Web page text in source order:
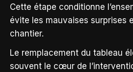
Cette étape conditionne
évite les mauvaises surprises
chantier.
Le remplacement du tableau
souvent le cœur de